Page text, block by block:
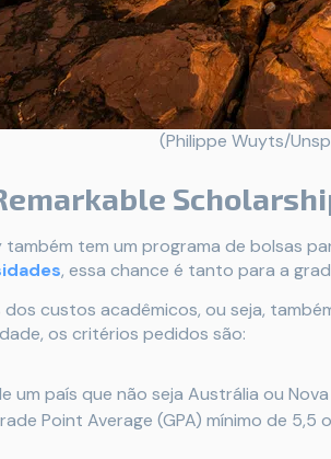
(Philippe Wuyts/
tem um programa de bolsas
, essa chance é tanto para a
custos acadêmicos, ou seja,
os critérios pedidos são:
um país que não seja Austrália ou Nova
Point Average (GPA) mínimo de